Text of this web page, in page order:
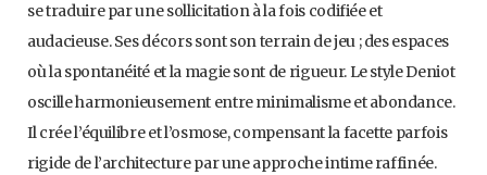
se traduire par une sollicitation à la fois codifiée et
audacieuse. Ses décors sont son terrain de jeu ; des espaces
où la spontanéité et la magie sont de rigueur. Le style Deniot
oscille harmonieusement entre minimalisme et abondance.
Il crée l’équilibre et l’osmose, compensant la facette parfois
rigide de l’architecture par une approche intime raffinée.